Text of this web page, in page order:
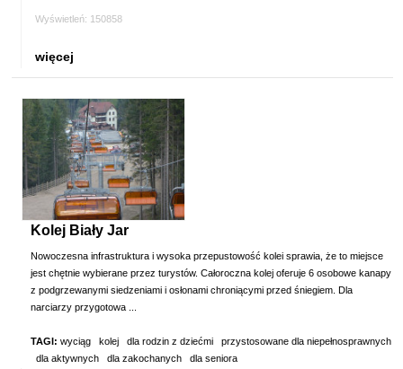
Wyświetleń: 150858
więcej
Kolej Biały Jar
Nowoczesna infrastruktura i wysoka przepustowość kolei sprawia, że to miejsce
jest chętnie wybierane przez turystów. Całoroczna kolej oferuje 6 osobowe kanapy
z podgrzewanymi siedzeniami i osłonami chroniącymi przed śniegiem. Dla
narciarzy przygotowa ...
TAGI: wyciąg kolej dla rodzin z dziećmi
przystosowane dla niepełnosprawnych
dla aktywnych
dla zakochanych dla seniora